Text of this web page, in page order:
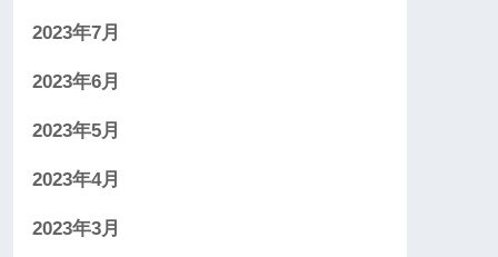
2023年7月
2023年6月
2023年5月
2023年4月
2023年3月